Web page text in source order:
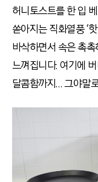
허니토스트를 한 입
쏟아지는 직화열풍 ‘
바삭하면서 속은 촉
느껴집니다. 여기에
달콤함까지… 그야말